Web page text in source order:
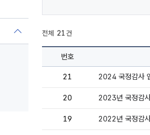
전체 21 건
번호
21 2024 국정감사
20 2023년 국정감
19 2022년 국정감